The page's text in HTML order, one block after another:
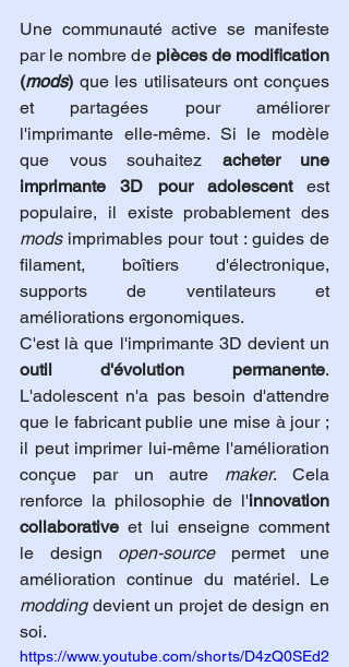
Une communauté active se manifeste
par le nombre de pièces de modification
(mods) que les utilisateurs ont conçues
et partagées pour améliorer
l'imprimante elle-même. Si le modèle
que vous souhaitez acheter une
imprimante 3D pour adolescent est
mods imprimables pour tout : guides de
filament, boîtiers d'électronique,
supports de ventilateurs et
améliorations ergonomiques.
outil d'évolution permanente.
L'adolescent n'a pas besoin d'attendre
que le fabricant publie une mise à jour ;
il peut imprimer lui-même l'amélioration
conçue par un autre maker. Cela
renforce la philosophie de l'innovation
collaborative et lui enseigne comment
le design open-source permet une
modding devient un projet de design en
soi.
https://www.youtube.com/shorts/D4zQ0SEd2